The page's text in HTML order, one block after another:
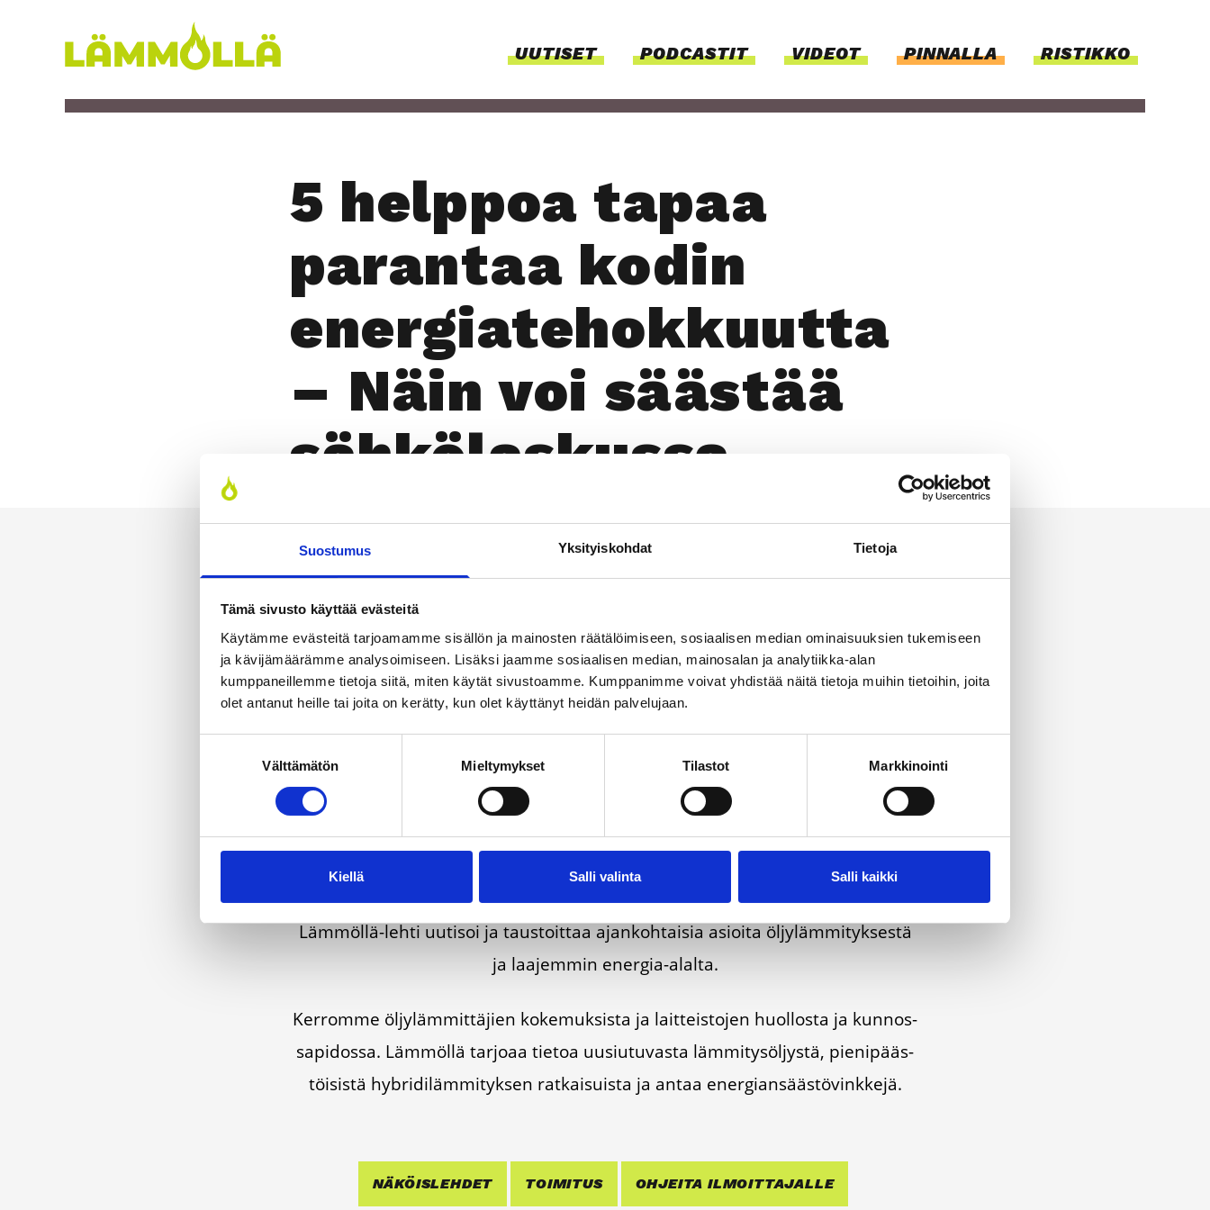
Suostumus Yksityiskohdat Tietoja
Tämä sivusto käyttää evästeitä
Käytämme evästeitä tarjoamamme sisällön ja mainosten räätälöimiseen, sosiaalisen median ominaisuuksien tukemiseen
ja kävijämäärämme analysoimiseen. Lisäksi jaamme sosiaalisen median, mainosalan ja analytiikka-alan
kumppaneillemme tietoja siitä, miten käytät sivustoamme. Kumppanimme voivat yhdistää näitä tietoja muihin tietoihin, joita
olet antanut heille tai joita on kerätty, kun olet käyttänyt heidän palvelujaan.
Välttämätön Mieltymykset Tilastot Markkinointi
Kiellä Salli valinta Salli kaikki
UUTI­SET PODCAS­TIT VIDEOT PIN­NAL­LA RISTIKKO
5 help­poa tapaa
paran­taa kodin
ener­gia­te­hok­kuut­ta
– Näin voi sääs­tää
säh­kö­las­kus­sa
TILAA UUTIS­KIR­JE
SUO­SIT­TE­LE KAVE­RIL­LE
Läm­möl­lä on ener­gia­te­hok­kuus­so­pi­mus Höy­lä IV:n kulut­ta­ja­tie­do­tus­ka­na­va.
Läm­möl­lä-leh­ti uuti­soi ja taus­toit­taa ajan­koh­tai­sia asioi­ta öljy­läm­mi­tyk­ses­tä
ja laa­jem­min ener­gia-alal­ta.
Ker­rom­me öljy­läm­mit­tä­jien koke­muk­sis­ta ja lait­teis­to­jen huol­los­ta ja kun­nos­
sa­pi­dos­sa. Läm­möl­lä tar­jo­aa tie­toa uusiu­tu­vas­ta läm­mi­ty­söl­jys­tä, pie­ni­pääs­
töi­sis­tä hybri­di­läm­mi­tyk­sen rat­kai­suis­ta ja antaa ener­gian­sääs­tö­vink­ke­jä.
NÄKÖIS­LEH­DET TOI­MI­TUS OHJEI­TA ILMOIT­TA­JAL­LE